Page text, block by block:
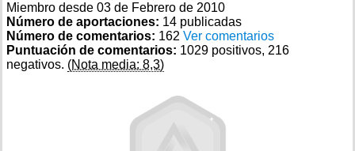
Miembro desde 03 de Febrero de 2010
Número de aportaciones: 14 publicadas
Número de comentarios: 162 Ver comentarios
Puntuación de comentarios: 1029 positivos, 216
negativos. (Nota media: 8,3)